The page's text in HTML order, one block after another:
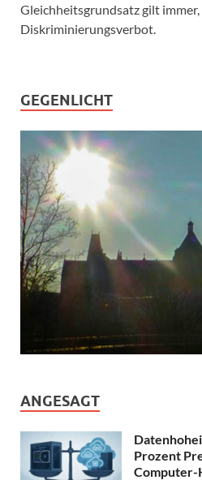
Gleichheitsgrundsatz gilt immer,
Diskriminierungsverbot.
GEGENLICHT
ANGESAGT
Prozent
Computer-